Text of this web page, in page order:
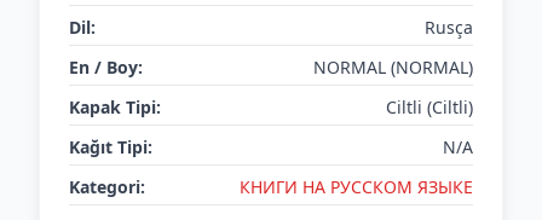
Dil:
Rusça
En / Boy:
NORMAL (NORMAL)
Kapak Tipi:
Ciltli (Ciltli)
Kağıt Tipi:
N/A
Kategori:
КНИГИ НА РУССКОМ ЯЗЫКЕ